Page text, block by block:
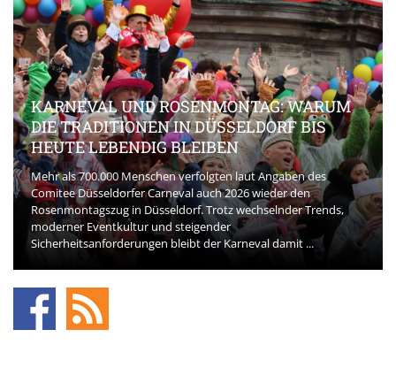
KARNEVAL UND ROSENMONTAG: WARUM
DIE TRADITIONEN IN DÜSSELDORF BIS
HEUTE LEBENDIG BLEIBEN
Mehr als 700.000 Menschen verfolgten laut Angaben des
Comitee Düsseldorfer Carneval auch 2026 wieder den
Rosenmontagszug in Düsseldorf. Trotz wechselnder Trends,
moderner Eventkultur und steigender
Sicherheitsanforderungen bleibt der Karneval damit ...